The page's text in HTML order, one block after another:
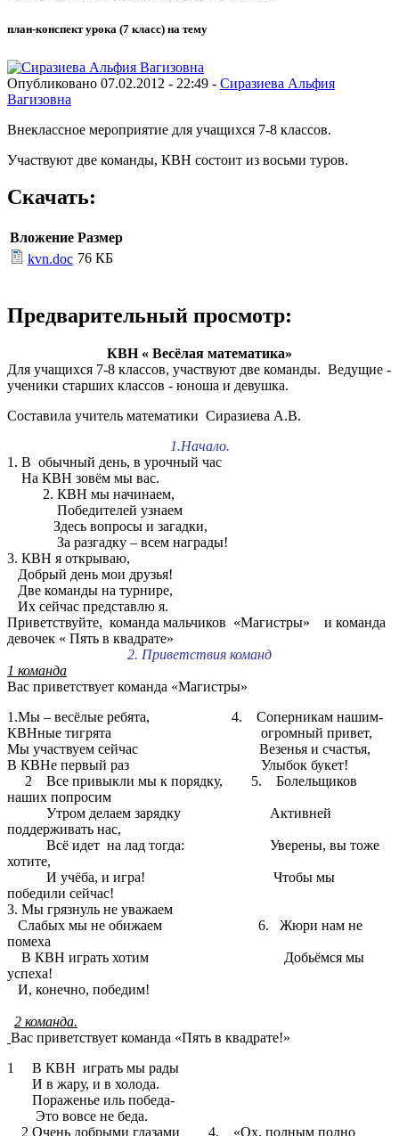
план-конспект урока (7 класс) на тему
Опубликовано 07.02.2012 - 22:49 - Сиразиева Альфия
Вагизовна
Внеклассное мероприятие для учащихся 7-8 классов.
Участвуют две команды, КВН состоит из восьми туров.
Скачать:
Вложение Размер
kvn.doc 76 КБ
Предварительный просмотр:
КВН « Весёлая математика»
Для учащихся 7-8 классов, участвуют две команды. Ведущие -
ученики старших классов - юноша и девушка.
Составила учитель математики Сиразиева А.В.
1.Начало.
1. В обычный день, в урочный час
На КВН зовём мы вас.
2. КВН мы начинаем,
Победителей узнаем
Здесь вопросы и загадки,
За разгадку – всем награды!
3. КВН я открываю,
Добрый день мои друзья!
Две команды на турнире,
Их сейчас представлю я.
Приветствуйте, команда мальчиков «Магистры» и команда
девочек « Пять в квадрате»
2. Приветствия команд
1 команда
Вас приветствует команда «Магистры»
1.Мы – весёлые ребята, 4. Соперникам нашим-
КВНные тигрята огромный привет,
Мы участвуем сейчас Везенья и счастья,
В КВНе первый раз Улыбок букет!
2 Все привыкли мы к порядку, 5. Болельщиков
наших попросим
Утром делаем зарядку Активней
поддерживать нас,
Всё идет на лад тогда: Уверены, вы тоже
хотите,
И учёба, и игра! Чтобы мы
победили сейчас!
3. Мы грязнуль не уважаем
Слабых мы не обижаем 6. Жюри нам не
помеха
В КВН играть хотим Добьёмся мы
успеха!
И, конечно, победим!
2 команда.
Вас приветствует команда «Пять в квадрате!»
1 В КВН играть мы рады
И в жару, и в холода.
Пораженье иль победа-
Это вовсе не беда.
2 Очень добрыми глазами 4. «Ох, полным полно